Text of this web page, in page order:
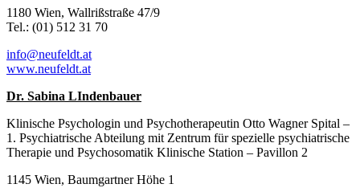
1180 Wien, Wallrißstraße 47/9
Tel.: (01) 512 31 70
info@neufeldt.at
www.neufeldt.at
Dr. Sabina LIndenbauer
Klinische Psychologin und Psychotherapeutin Otto Wagner Spital –
1. Psychiatrische Abteilung mit Zentrum für spezielle psychiatrische
Therapie und Psychosomatik Klinische Station – Pavillon 2
1145 Wien, Baumgartner Höhe 1